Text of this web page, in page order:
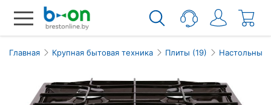
Главная Крупная бытовая техника Плиты (19) Настольные